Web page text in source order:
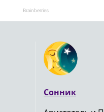
Brainberries
Сонник